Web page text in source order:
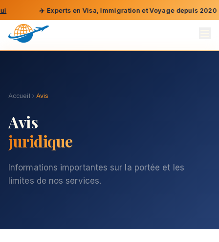
Experts en Visa, Immigration et Voyage depuis 2020
Accueil Avis
Avis
juridique
Informations importantes sur la portée et les
limites de nos services.